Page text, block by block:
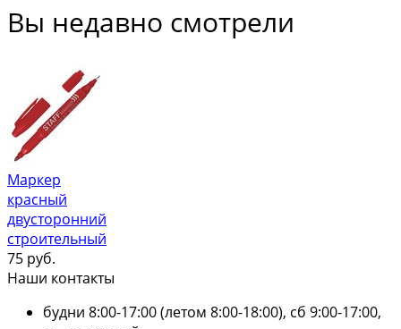
Вы недавно смотрели
Маркер
красный
двусторонний
строительный
75 руб.
Наши контакты
будни 8:00-17:00 (летом 8:00-18:00), сб 9:00-17:00,